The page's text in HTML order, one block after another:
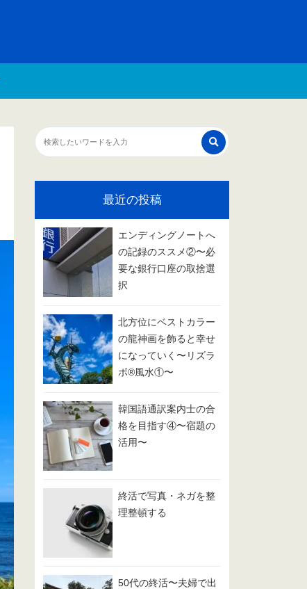
最近の投稿
エンディングノートへ
の記録のススメ②〜必
要な銀行口座の取捨選
択
北方位にベストカラー
の龍神画を飾ると幸せ
になっていく〜リズラ
ボ®️風水①〜
韓国語通訳案内士の合
格を目指す④〜宿題の
活用〜
終活で写真・ネガを整
理整頓する
50代の終活〜夫婦で出